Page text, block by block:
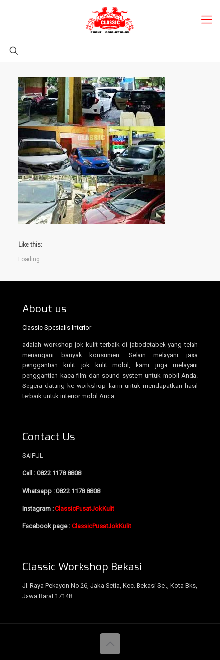
Like this:
Loading...
About us
Classic Spesialis Interior
adalah workshop jok kulit terbaik di jabodetabek yang telah
menangani banyak konsumen. Selain melayani jasa
penggantian kulit jok kulit mobil, kami juga melayani
penggantian kaca film dan sound system untuk mobil Anda.
Segera datang ke workshop kami untuk mendapatkan hasil
terbaik untuk interior mobil Anda.
Contact Us
SAIFUL
Call : 0822 1178 8808
Whatsapp : 0822 1178 8808
Instagram : ClassicPusatJokKulit
Facebook page : ClassicPusatJokKulit
Classic Workshop Bekasi
Jl. Raya Pekayon No.26, Jaka Setia, Kec. Bekasi Sel., Kota Bks,
Jawa Barat 17148